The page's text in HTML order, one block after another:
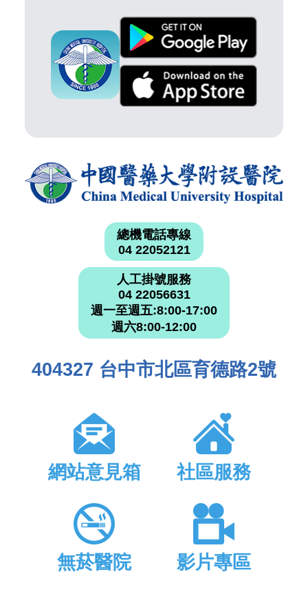
總機電話專線
04 22052121
人工掛號服務
04 22056631
週一至週五:8:00-17:00
週六8:00-12:00
404327 台中市北區育德路2號
網站意見箱 社區服務
無菸醫院 影片專區